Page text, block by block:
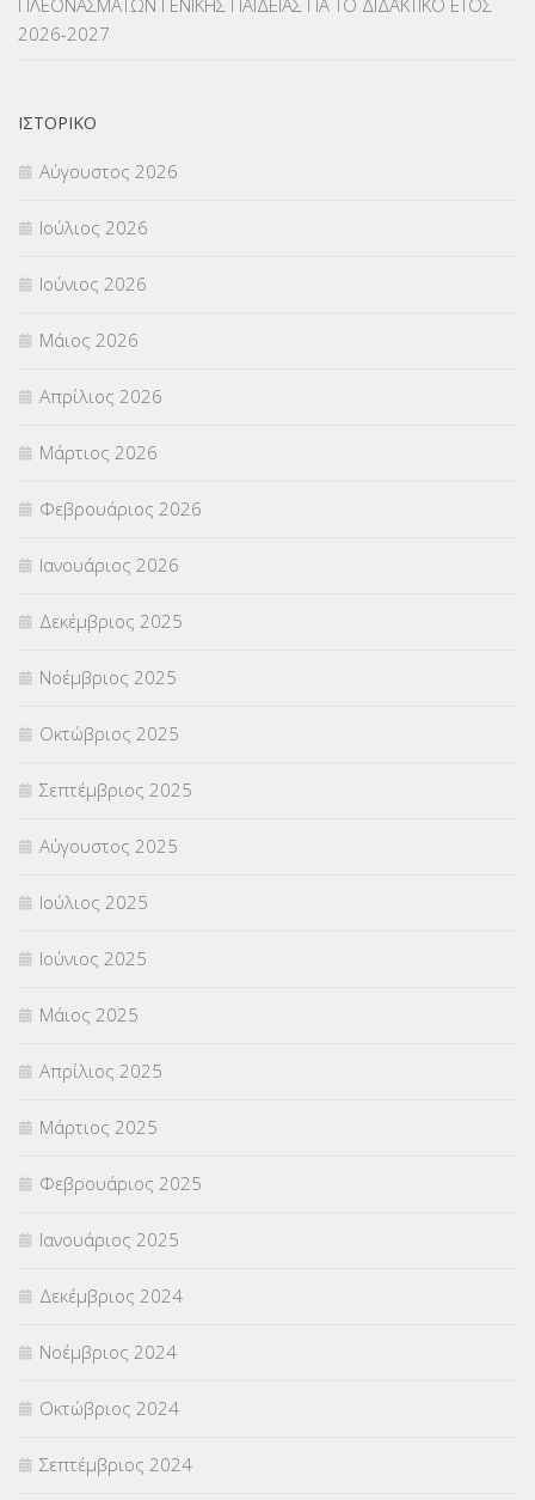
ΜΕΤΑΦΟΡΑ ΜΑΘΗΤΩΝ
ΠΛΕΟΝΑΣΜΑΤΩΝ ΓΕΝΙΚΗΣ ΠΑΙΔΕΙΑΣ ΓΙΑ ΤΟ ΔΙΔΑΚΤΙΚΟ ΕΤΟΣ
2026-2027
ΙΣΤΟΡΙΚΌ
Αύγουστος 2026
Ιούλιος 2026
Ιούνιος 2026
Μάιος 2026
Απρίλιος 2026
Μάρτιος 2026
Φεβρουάριος 2026
Ιανουάριος 2026
Δεκέμβριος 2025
Νοέμβριος 2025
Οκτώβριος 2025
Σεπτέμβριος 2025
Αύγουστος 2025
Ιούλιος 2025
Ιούνιος 2025
Μάιος 2025
Απρίλιος 2025
Μάρτιος 2025
Φεβρουάριος 2025
Ιανουάριος 2025
Δεκέμβριος 2024
Νοέμβριος 2024
Οκτώβριος 2024
Σεπτέμβριος 2024